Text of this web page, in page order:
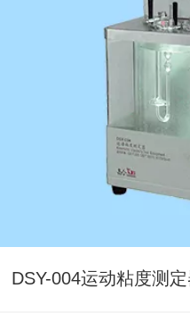
DSY-004运动粘度测